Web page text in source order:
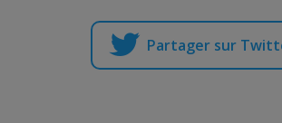
Partager sur